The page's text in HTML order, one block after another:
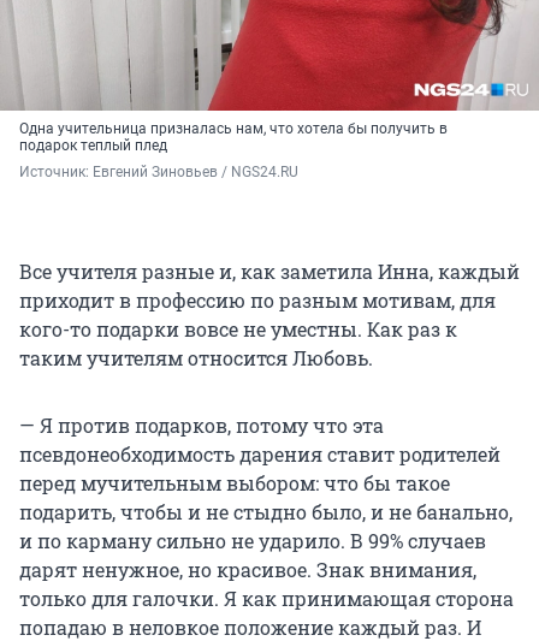
Одна учительница призналась нам, что хотела бы получить в
подарок теплый плед
Источник: Евгений Зиновьев / NGS24.RU
Все учителя разные и, как заметила Инна, каждый
приходит в профессию по разным мотивам, для
кого-то подарки вовсе не уместны. Как раз к
таким учителям относится Любовь.
— Я против подарков, потому что эта
псевдонеобходимость дарения ставит родителей
перед мучительным выбором: что бы такое
подарить, чтобы и не стыдно было, и не банально,
и по карману сильно не ударило. В 99% случаев
дарят ненужное, но красивое. Знак внимания,
только для галочки. Я как принимающая сторона
попадаю в неловкое положение каждый раз. И